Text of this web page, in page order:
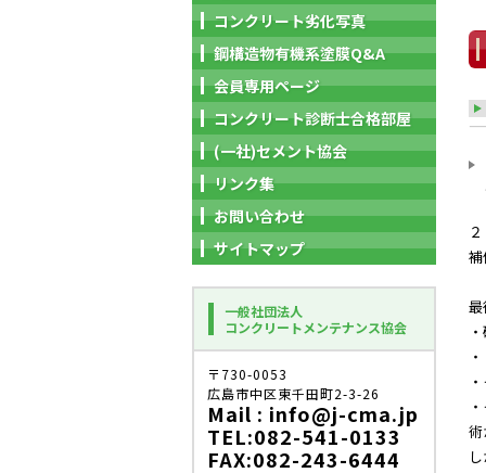
コンクリート劣化写真
鋼構造物有機系塗膜Q&A
会員専用ページ
コンクリート診断士合格部屋
(一社)セメント協会
リンク集
お問い合わせ
サイトマップ
一般社団法人
コンクリートメンテナンス協会
〒730-0053
広島市中区東千田町2-3-26
Mail : info@j-cma.jp
TEL:082-541-0133
FAX:082-243-6444